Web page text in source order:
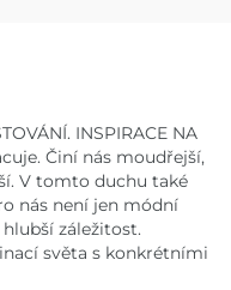
INSPIRACE NA
Činí nás moudřejší,
V tomto duchu také
nás není jen módní
záležitost.
světa s konkrétními